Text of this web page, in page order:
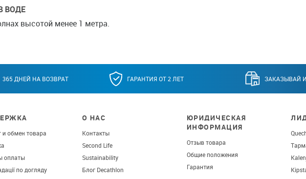
ВОДЕ
высотой менее 1 метра.
365 ДНЕЙ НА ВОЗВРАТ ГАРАНТИЯ ОТ 2 ЛЕТ ЗАКАЗЫВАЙ
и обмен товара
оплаты
по догляду
О НАС
Контакты
Second Life
Sustainability
Блог Decathlon
ЮРИДИЧЕСКАЯ
ИНФОРМАЦИЯ
Отзыв товара
Общие положения
Гарантия